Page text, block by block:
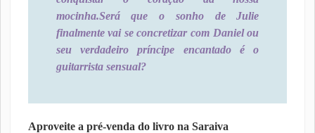
mocinha.Será que o sonho de Julie
finalmente vai se concretizar com Daniel ou
seu verdadeiro príncipe encantado é o
guitarrista sensual?
Aproveite a pré-venda do livro na Saraiva